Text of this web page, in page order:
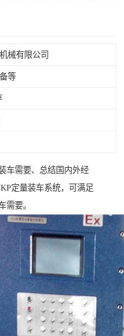
械有限公司
等
车需要、总结国内外经
定量装车系统，可满足
需要。